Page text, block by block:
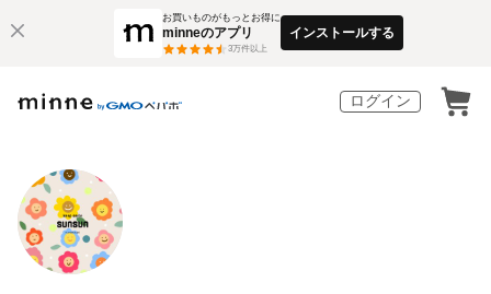
お買いものがもっとお得に
minneのアプリ
3万件以上
インストールする
ログイン